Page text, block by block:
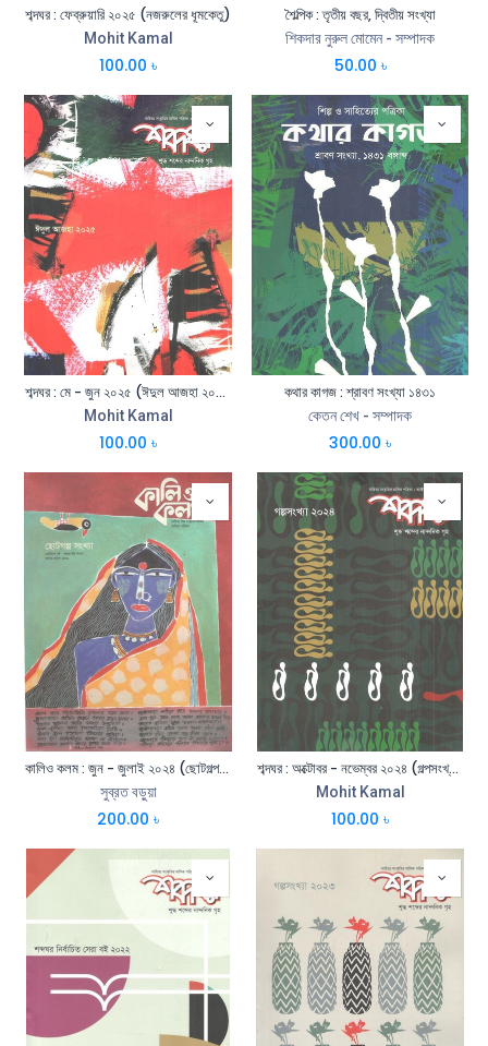
শব্দঘর : ফেব্রুয়ারি ২০২৫ (নজরুলের ধূমকেতু)
Mohit Kamal
100.00 ৳
শৈল্পিক : তৃতীয় বছর, দ্বিতীয় সংখ্যা
শিকদার নুরুল মোমেন - সম্পাদক
50.00 ৳
শব্দঘর : মে - জুন ২০২৫ (ঈদুল আজহা ২০২৫)
Mohit Kamal
100.00 ৳
কথার কাগজ : শ্রাবণ সংখ্যা ১৪৩১
কেতন শেখ - সম্পাদক
300.00 ৳
কালিও কলম : জুন - জুলাই ২০২৪ (ছোটগল্প সংখ্যা)
সুব্রত বড়ুয়া
200.00 ৳
শব্দঘর : অক্টোবর - নভেম্বর ২০২৪ (গল্পসংখ্যা)
Mohit Kamal
100.00 ৳